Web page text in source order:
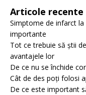
Articole recente
Simptome de infarct
importante
Tot ce trebuie să știi
avantajele lor
De ce nu se închide
Cât de des poți folosi
De ce este important